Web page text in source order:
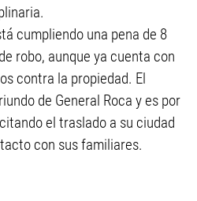
cumpliendo una pena de 8
robo, aunque ya cuenta con
contra la propiedad. El
de General Roca y es por
el traslado a su ciudad
con sus familiares.